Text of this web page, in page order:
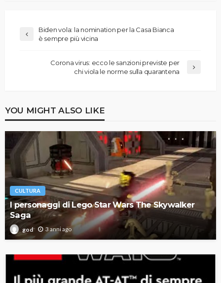
Biden vola: la nomination per la Casa Bianca
è sempre più vicina
Corona virus: ecco le sanzioni previste per
chi viola le norme sulla quarantena
YOU MIGHT ALSO LIKE
CULTURA
I personaggi di Lego Star Wars The Skywalker
Saga
god 3 anni ago